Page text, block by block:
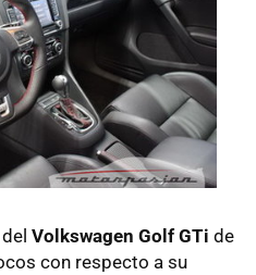
Volkswagen Golf GTi de
con respecto a su